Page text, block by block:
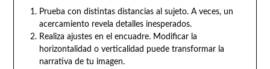
Prueba con distintas distancias al sujeto. A veces, un
acercamiento revela detalles inesperados.
Realiza ajustes en el encuadre. Modificar la
horizontalidad o verticalidad puede transformar la
narrativa de tu imagen.